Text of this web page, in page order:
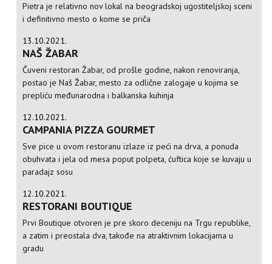
Pietra je relativno nov lokal na beogradskoj ugostiteljskoj sceni
i definitivno mesto o kome se priča
13.10.2021.
NAŠ ŽABAR
Čuveni restoran Žabar, od prošle godine, nakon renoviranja,
postao je Naš Žabar, mesto za odlične zalogaje u kojima se
prepliću međunarodna i balkanska kuhinja
12.10.2021.
CAMPANIA PIZZA GOURMET
Sve pice u ovom restoranu izlaze iz peći na drva, a ponuda
obuhvata i jela od mesa poput polpeta, ćuftica koje se kuvaju u
paradajz sosu
12.10.2021.
RESTORANI BOUTIQUE
Prvi Boutique otvoren je pre skoro deceniju na Trgu republike,
a zatim i preostala dva, takođe na atraktivnim lokacijama u
gradu